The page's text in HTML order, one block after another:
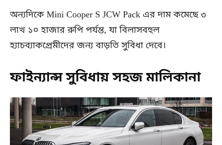
অন্যদিকে Mini Cooper S JCW Pack এর দাম কমেছে ৩
লাখ ১০ হাজার রুপি পর্যন্ত, যা বিলাসবহুল
হ্যাচব্যাকপ্রেমীদের জন্য বাড়তি সুবিধা দেবে।
ফাইন্যান্স সুবিধায় সহজ মালিকানা